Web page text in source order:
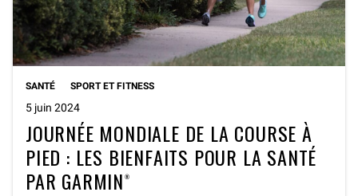
SANTÉ SPORT ET FITNESS
5 juin 2024
JOURNÉE MONDIALE DE LA COURSE À
PIED : LES BIENFAITS POUR LA SANTÉ
PAR GARMIN®